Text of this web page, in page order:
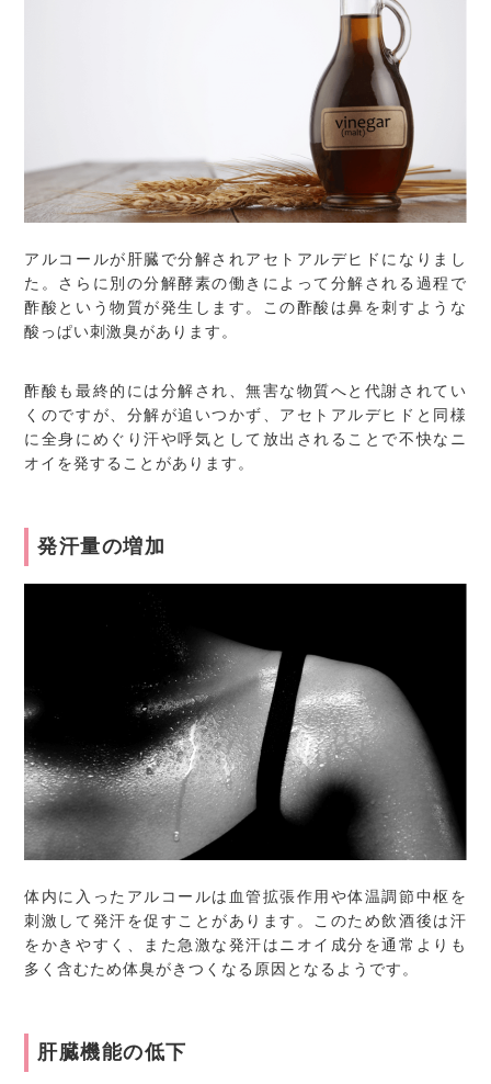
アルコールが肝臓で分解されアセトアルデヒドになりまし
た。さらに別の分解酵素の働きによって分解される過程で
酢酸という物質が発生します。この酢酸は鼻を刺すような
酸っぱい刺激臭があります。
酢酸も最終的には分解され、無害な物質へと代謝されてい
くのですが、分解が追いつかず、アセトアルデヒドと同様
に全身にめぐり汗や呼気として放出されることで不快なニ
オイを発することがあります。
発汗量の増加
体内に入ったアルコールは血管拡張作用や体温調節中枢を
刺激して発汗を促すことがあります。このため飲酒後は汗
をかきやすく、また急激な発汗はニオイ成分を通常よりも
多く含むため体臭がきつくなる原因となるようです。
肝臓機能の低下